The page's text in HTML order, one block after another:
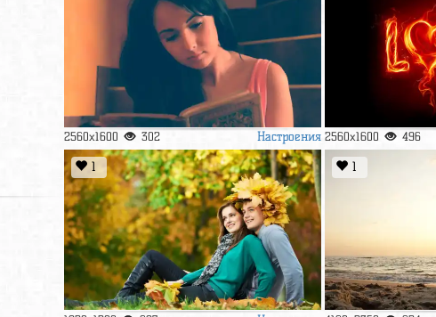
2560x1600 302 Настроения 2560x1600 496
1
1